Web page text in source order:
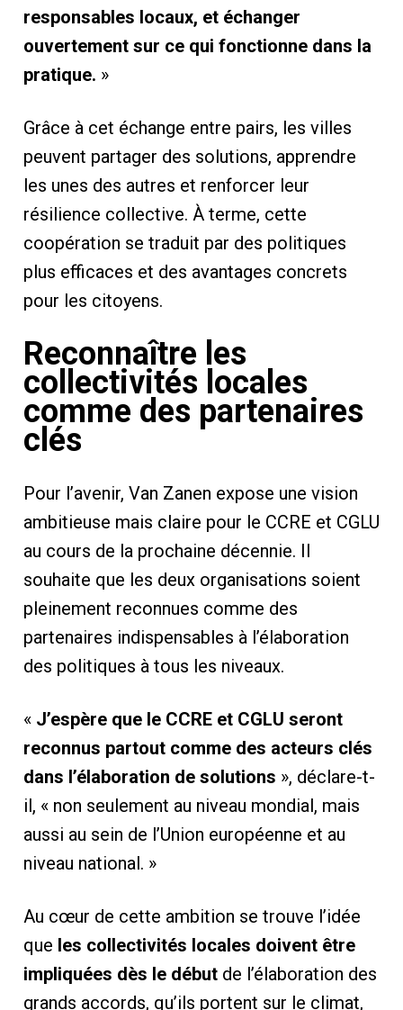
responsables locaux, et échanger
ouvertement sur ce qui fonctionne dans la
pratique. »
Grâce à cet échange entre pairs, les villes
peuvent partager des solutions, apprendre
les unes des autres et renforcer leur
résilience collective. À terme, cette
coopération se traduit par des politiques
plus efficaces et des avantages concrets
pour les citoyens.
Reconnaître les
collectivités locales
comme des partenaires
clés
Pour l’avenir, Van Zanen expose une vision
ambitieuse mais claire pour le CCRE et CGLU
au cours de la prochaine décennie. Il
souhaite que les deux organisations soient
pleinement reconnues comme des
partenaires indispensables à l’élaboration
des politiques à tous les niveaux.
« J’espère que le CCRE et CGLU seront
reconnus partout comme des acteurs clés
dans l’élaboration de solutions », déclare-t-
il, « non seulement au niveau mondial, mais
aussi au sein de l’Union européenne et au
niveau national. »
Au cœur de cette ambition se trouve l’idée
que les collectivités locales doivent être
impliquées dès le débutde l’élaboration des
grands accords, qu’ils portent sur le climat,